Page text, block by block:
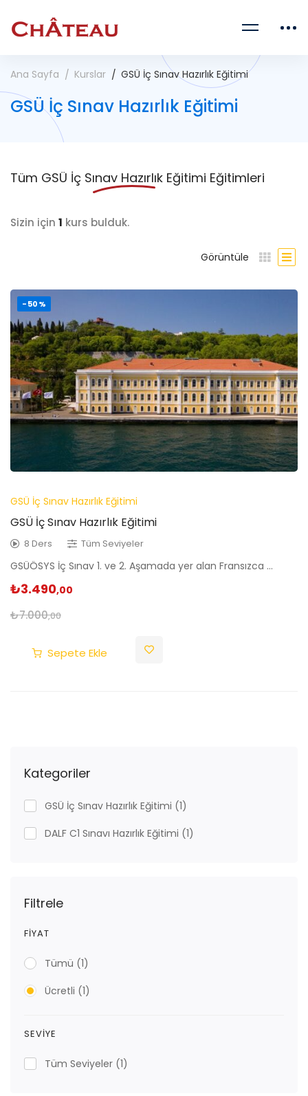
Ana Sayfa Kurslar GSÜ İç Sınav Hazırlık Eğitimi
GSÜ İç Sınav Hazırlık Eğitimi
Tüm GSÜ İç Sınav Hazırlık Eğitimi Eğitimleri
Kategoriler
GSÜ İç Sınav Hazırlık Eğitimi (1)
DALF C1 Sınavı Hazırlık Eğitimi (1)
Filtrele
FIYAT
Tümü (1)
Ücretli (1)
SEVIYE
Tüm Seviyeler (1)
Sizin için 1 kurs bulduk.
Görüntüle
-50%
GSÜ İç Sınav Hazırlık Eğitimi
GSÜ İç Sınav Hazırlık Eğitimi
8 Ders Tüm Seviyeler
GSÜÖSYS İç Sınav 1. ve 2. Aşamada yer alan Fransızca …
₺3.490,00
₺7.000,00
Sepete Ekle